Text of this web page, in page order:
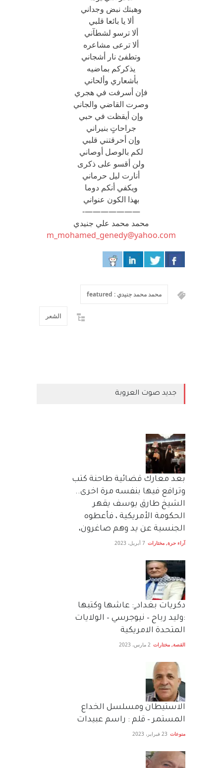
وهبتك نبض وجداني
ألا يا بائعا قلبي
ألا ترسو لشطآني
ألا ترعى مشاعره
وتطفئ نار أشجاني
يذكركم بماضيه
بأشعاري وألحاني
فإن أسرفت في هجري
وصرت القاضي والجاني
وإن أيقظت في حبي
جراحاتٍ بنيراني
وإن أحرقتني قلبي
لكم بالوصل أوصاني
ولن أقسو على ذكرى
أنارت ليل حرماني
ويكفي أنكم دوما
بهذا الكون عنواني
———————-
محمد محمد علي جنيدي
m_mohamed_genedy@yahoo.com
محمد محمد جنيدي : featured
الشعر
جديد صوت العروبة
بعد معارك قضائية طاحنة كتب
وترافع فيها بنفسه مرة اخرى..
الشيخ طارق يوسف يقهر
الحكومة الأمريكية ، فأعطوه
الجنسية عن يد وهم صاغرون،
آراء حرة, مختارات 7 أبريل، 2023
دكريات بغداد ٍ: عاشها وكتبها
:وليد رباح – نيوجرسي – الولايات
المتحدة الامريكية
القصة, مختارات 2 مارس، 2023
الاستيطان ومسلسل الخداع
المستمر – قلم : راسم عبيدات
منوعات 23 فبراير، 2023